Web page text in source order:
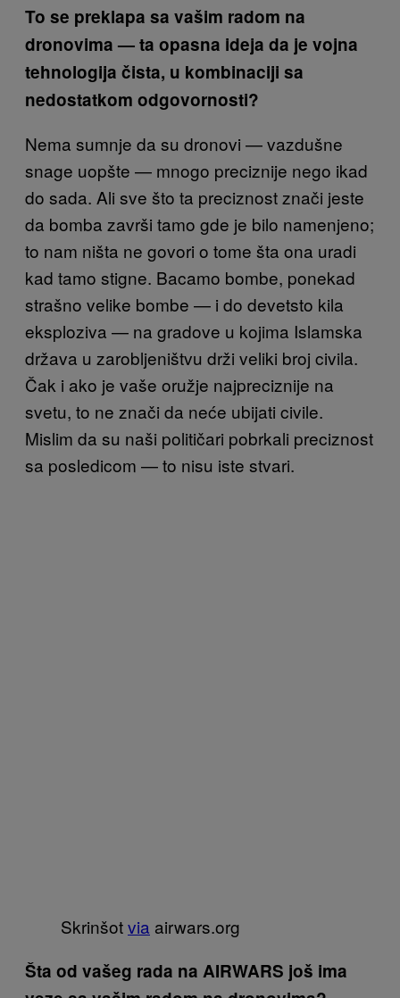
To se preklapa sa vašim radom na
dronovima — ta opasna ideja da je vojna
tehnologija čista, u kombinaciji sa
nedostatkom odgovornosti?
Nema sumnje da su dronovi — vazdušne
snage uopšte — mnogo preciznije nego ikad
do sada. Ali sve što ta preciznost znači jeste
da bomba završi tamo gde je bilo namenjeno;
to nam ništa ne govori o tome šta ona uradi
kad tamo stigne. Bacamo bombe, ponekad
strašno velike bombe — i do devetsto kila
eksploziva — na gradove u kojima Islamska
država u zarobljeništvu drži veliki broj civila.
Čak i ako je vaše oružje najpreciznije na
svetu, to ne znači da neće ubijati civile.
Mislim da su naši političari pobrkali preciznost
sa posledicom — to nisu iste stvari.
Skrinšotvia airwars.org
Šta od vašeg rada na AIRWARS još ima